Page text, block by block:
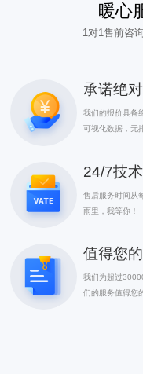
暖心
1对1售前咨
承诺绝
我们的报价具备
可视化数据，无
24/7技
售后服务时间从
雨里，我等你！
值得您
我们为超过
们的服务值得您